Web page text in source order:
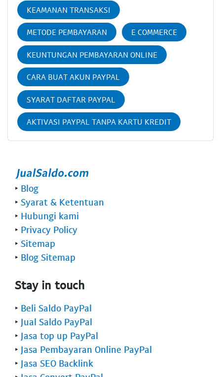
KEAMANAN TRANSAKSI
METODE PEMBAYARAN E COMMERCE
KEUNTUNGAN PEMBAYARAN ONLINE
CARA BUAT AKUN PAYPAL
SYARAT DAFTAR PAYPAL
AKTIVASI PAYPAL TANPA KARTU KREDIT
‣ Blog
‣ Syarat & Ketentuan
‣ Hubungi kami
‣ Privacy Policy
‣ Sitemap
‣ Blog Sitemap
Stay in touch
‣ Beli Saldo PayPal
‣ Jual Saldo PayPal
‣ Jasa top up PayPal
‣ Jasa Pembayaran Online PayPal
‣ Jasa SEO Backlink